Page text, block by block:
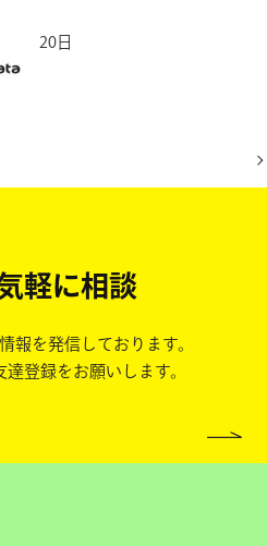
年5月20日
軽に相談
報を発信しております。
登録をお願いします。